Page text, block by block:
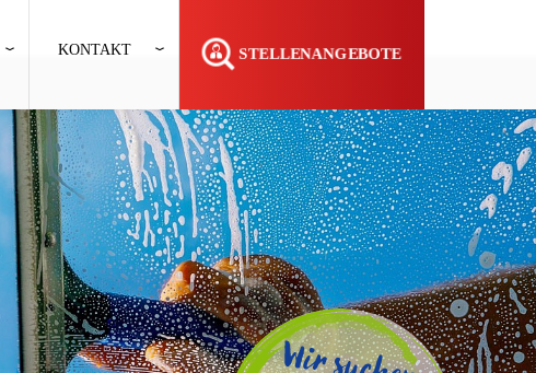
KONTAKT STELLENANGEBOTE